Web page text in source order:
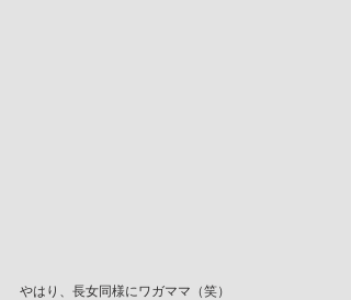
やはり、長女同様にワガママ（笑）